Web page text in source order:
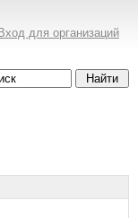
Вход для организаций